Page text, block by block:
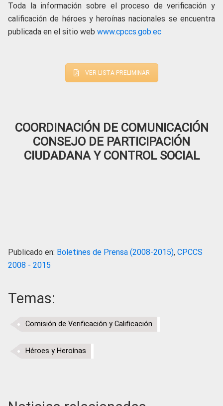
Toda la información sobre el proceso de verificación y
calificación de héroes y heroínas nacionales se encuentra
publicada en el sitio web www.cpccs.gob.ec
VER LISTA PRELIMINAR
COORDINACIÓN DE COMUNICACIÓN
CONSEJO DE PARTICIPACIÓN
CIUDADANA Y CONTROL SOCIAL
Publicado en: Boletines de Prensa (2008-2015), CPCCS
2008 - 2015
Temas:
Comisión de Verificación y Calificación
Héroes y Heroínas